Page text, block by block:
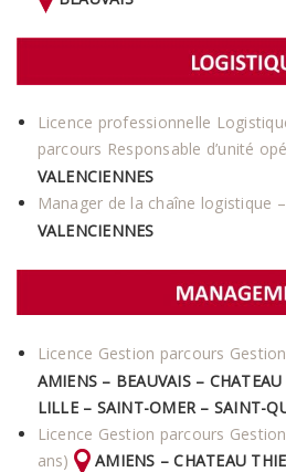
Licence professionnelle
parcours Responsable d’unité
VALENCIENNES
Manager de la chaîne logistique
VALENCIENNES
Licence Gestion parcours
AMIENS – BEAUVAIS –
LILLE – SAINT-OMER – SAINT-
Licence Gestion parcours
ans)
AMIENS –CHATEAU